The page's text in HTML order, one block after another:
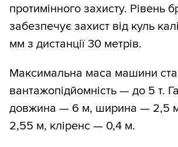
протимінного захисту. Рівень
забезпечує захист від куль
мм з дистанції 30 метрів.
Максимальна маса машини
вантажопідйомність — до 5 т.
довжина — 6 м, ширина — 2,5
2,55 м, кліренс — 0,4 м.